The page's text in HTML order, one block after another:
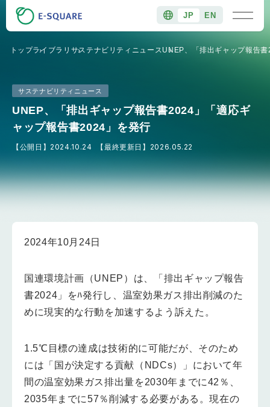
JP EN
トップライブラリ サステナビリティニュースUNEP、「排出ギャップ報告
サステナビリティニュース
UNEP、「排出ギャップ報告書2024」「適応ギ
ャップ報告書2024」を発行
【公開日】 2024.10.24 【最終更新日】 2026.05.22
2024年10月24日
国連環境計画（UNEP）は、「排出ギャップ報告
書2024」をﾊ発行し、温室効果ガス排出削減のた
めに現実的な行動を加速するよう訴えた。
1.5℃目標の達成は技術的に可能だが、そのため
には「国が決定する貢献（NDCs）」において年
間の温室効果ガス排出量を2030年までに42％、
2035年までに57％削減する必要がある。現在の